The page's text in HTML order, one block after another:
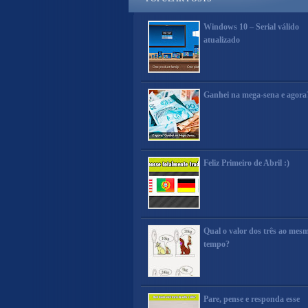
Windows 10 – Serial válido
atualizado
Ganhei na mega-sena e
Feliz Primeiro de Abril :)
Qual o valor dos três ao
tempo?
Pare, pense e responda esse